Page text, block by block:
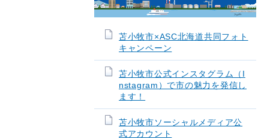
苫小牧市×ASC北海道共同フォト
キャンペーン
苫小牧市公式インスタグラム（I
nstagram）で市の魅力を発信し
ます！
苫小牧市ソーシャルメディア公
式アカウント